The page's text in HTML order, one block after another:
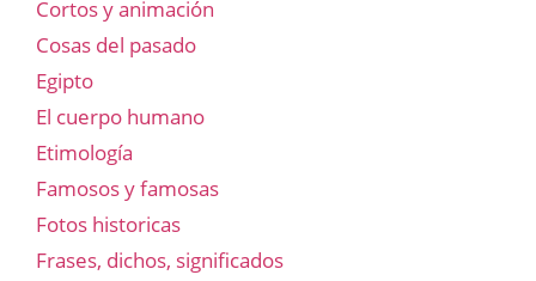
Cortos y animación
Cosas del pasado
Egipto
El cuerpo humano
Etimología
Famosos y famosas
Fotos historicas
Frases, dichos, significados